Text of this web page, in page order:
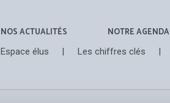
NOS ACTUALITÉS NOTRE AGENDA
Espace élus | Les chiffres clés |